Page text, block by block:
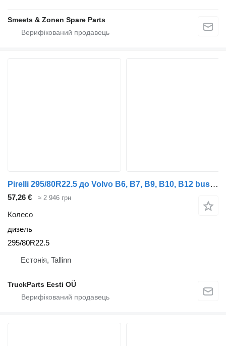
Smeets & Zonen Spare Parts
Pirelli 295/80R22.5 до Volvo B6, B7, B9, B10, B12 bus (1978-2011)
57,26 € ≈ 2 946 грн
Колесо
дизель
295/80R22.5
Естонія, Tallinn
TruckParts Eesti OÜ